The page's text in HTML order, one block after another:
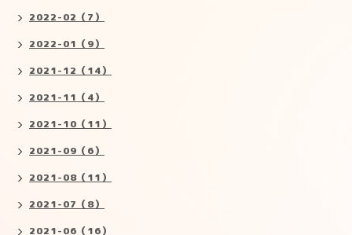
2022-02（7）
2022-01（9）
2021-12（14）
2021-11（4）
2021-10（11）
2021-09（6）
2021-08（11）
2021-07（8）
2021-06（16）